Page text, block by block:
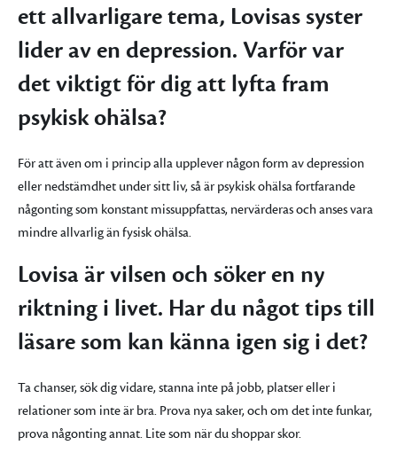
ett allvarligare tema, Lovisas syster
lider av en depression. Varför var
det viktigt för dig att lyfta fram
psykisk ohälsa?
För att även om i princip alla upplever någon form av depression
eller nedstämdhet under sitt liv, så är psykisk ohälsa fortfarande
någonting som konstant missuppfattas, nervärderas och anses vara
mindre allvarlig än fysisk ohälsa.
Lovisa är vilsen och söker en ny
riktning i livet. Har du något tips till
läsare som kan känna igen sig i det?
Ta chanser, sök dig vidare, stanna inte på jobb, platser eller i
relationer som inte är bra. Prova nya saker, och om det inte funkar,
prova någonting annat. Lite som när du shoppar skor.